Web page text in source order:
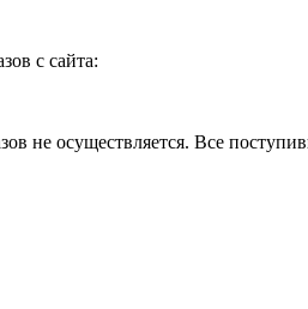
с сайта:
не осуществляется. Все